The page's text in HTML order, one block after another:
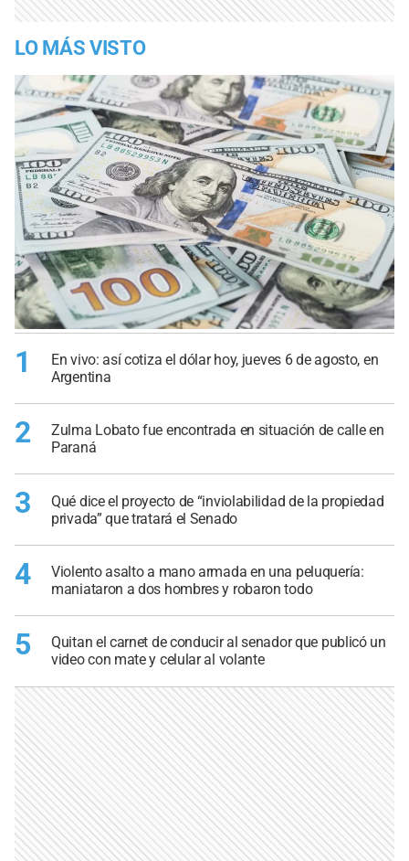
LO MÁS VISTO
1
En vivo: así cotiza el dólar hoy, jueves 6 de agosto, en
Argentina
2
Zulma Lobato fue encontrada en situación de calle en
Paraná
3
Qué dice el proyecto de “inviolabilidad de la propiedad
privada” que tratará el Senado
4
Violento asalto a mano armada en una peluquería:
maniataron a dos hombres y robaron todo
5
Quitan el carnet de conducir al senador que publicó un
video con mate y celular al volante